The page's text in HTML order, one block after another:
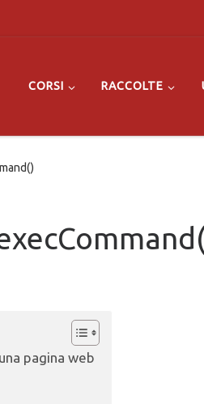
CORSI RACCOLTE
pagina web